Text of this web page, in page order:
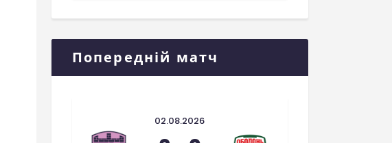
Попередній матч
02.08.2026